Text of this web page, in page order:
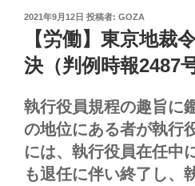
投
2021年9月12日 投稿者: GOZA
【労働】東京地裁
決（判例時報2487
執行役員規程の趣旨に
の地位にある者が執行
には、執行役員在任中
も退任に伴い終了し、